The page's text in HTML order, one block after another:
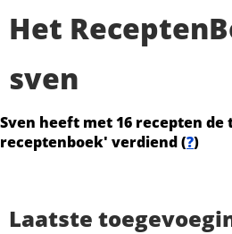
Het
sven
Sven heeft met 16 recepten de
receptenboek' verdiend (?)
Laatste